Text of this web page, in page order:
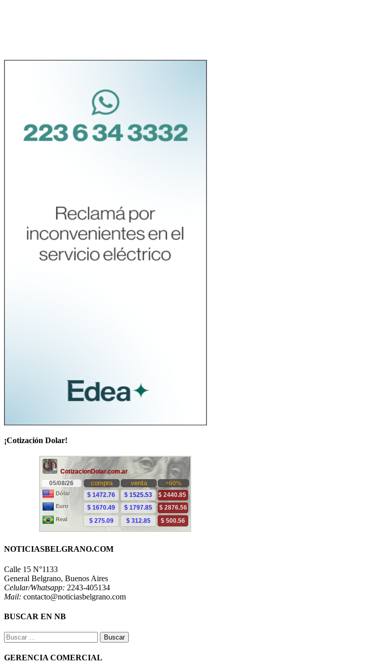
¡Cotización Dolar!
NOTICIASBELGRANO.COM
Calle 15 N°1133
General Belgrano, Buenos Aires
Celular/Whatsapp: 2243-405134
Mail: contacto@noticiasbelgrano.com
BUSCAR EN NB
Buscar:
GERENCIA COMERCIAL